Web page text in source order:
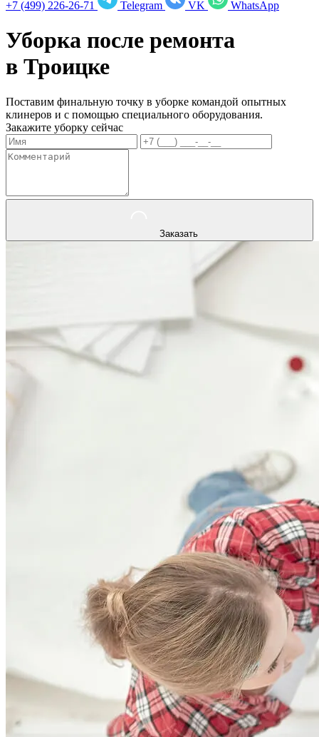
+7 (499) 226-26-71 Telegram VK WhatsApp
Уборка после ремонта
в Троицке
Поставим финальную точку в уборке командой опытных
клинеров и с помощью специального оборудования.
Закажите уборку сейчас
Заказать